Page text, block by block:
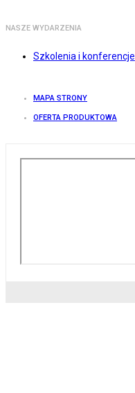
NASZE WYDARZENIA
Szkolenia i konferencje
MAPA STRONY
OFERTA PRODUKTOWA